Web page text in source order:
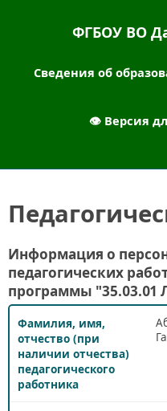
ФГБОУ ВО
Сведения об
👁︎ Версия
Информация о
педагогических
программы "35.03.01